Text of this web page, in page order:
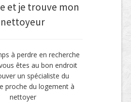
et je trouve mon
nettoyeur
à perdre en recherche
êtes au bon endroit
un spécialiste du
proche du logement à
nettoyer